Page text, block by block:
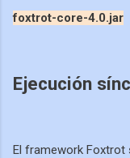
foxtrot-core-4.0.jar
Ejecución
El framework Foxtrot